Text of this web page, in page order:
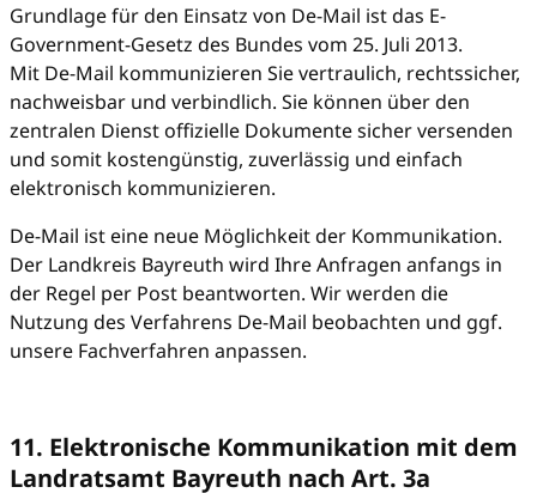
Grundlage für den Einsatz von De-Mail ist das E-
Government-Gesetz des Bundes vom 25. Juli 2013.
Mit De-Mail kommunizieren Sie vertraulich, rechtssicher,
nachweisbar und verbindlich. Sie können über den
zentralen Dienst offizielle Dokumente sicher versenden
und somit kostengünstig, zuverlässig und einfach
elektronisch kommunizieren.
De-Mail ist eine neue Möglichkeit der Kommunikation.
Der Landkreis Bayreuth wird Ihre Anfragen anfangs in
der Regel per Post beantworten. Wir werden die
Nutzung des Verfahrens De-Mail beobachten und ggf.
unsere Fachverfahren anpassen.
11. Elektronische Kommunikation mit dem
Landratsamt Bayreuth nach Art. 3a